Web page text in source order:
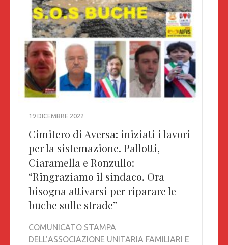
19 DICEMBRE 2022
Cimitero di Aversa: iniziati i lavori
per la sistemazione. Pallotti,
Ciaramella e Ronzullo:
“Ringraziamo il sindaco. Ora
bisogna attivarsi per riparare le
buche sulle strade”
COMUNICATO STAMPA
DELL’ASSOCIAZIONE UNITARIA FAMILIARI E